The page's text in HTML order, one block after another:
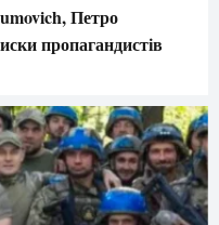
Петро
пропагандистів